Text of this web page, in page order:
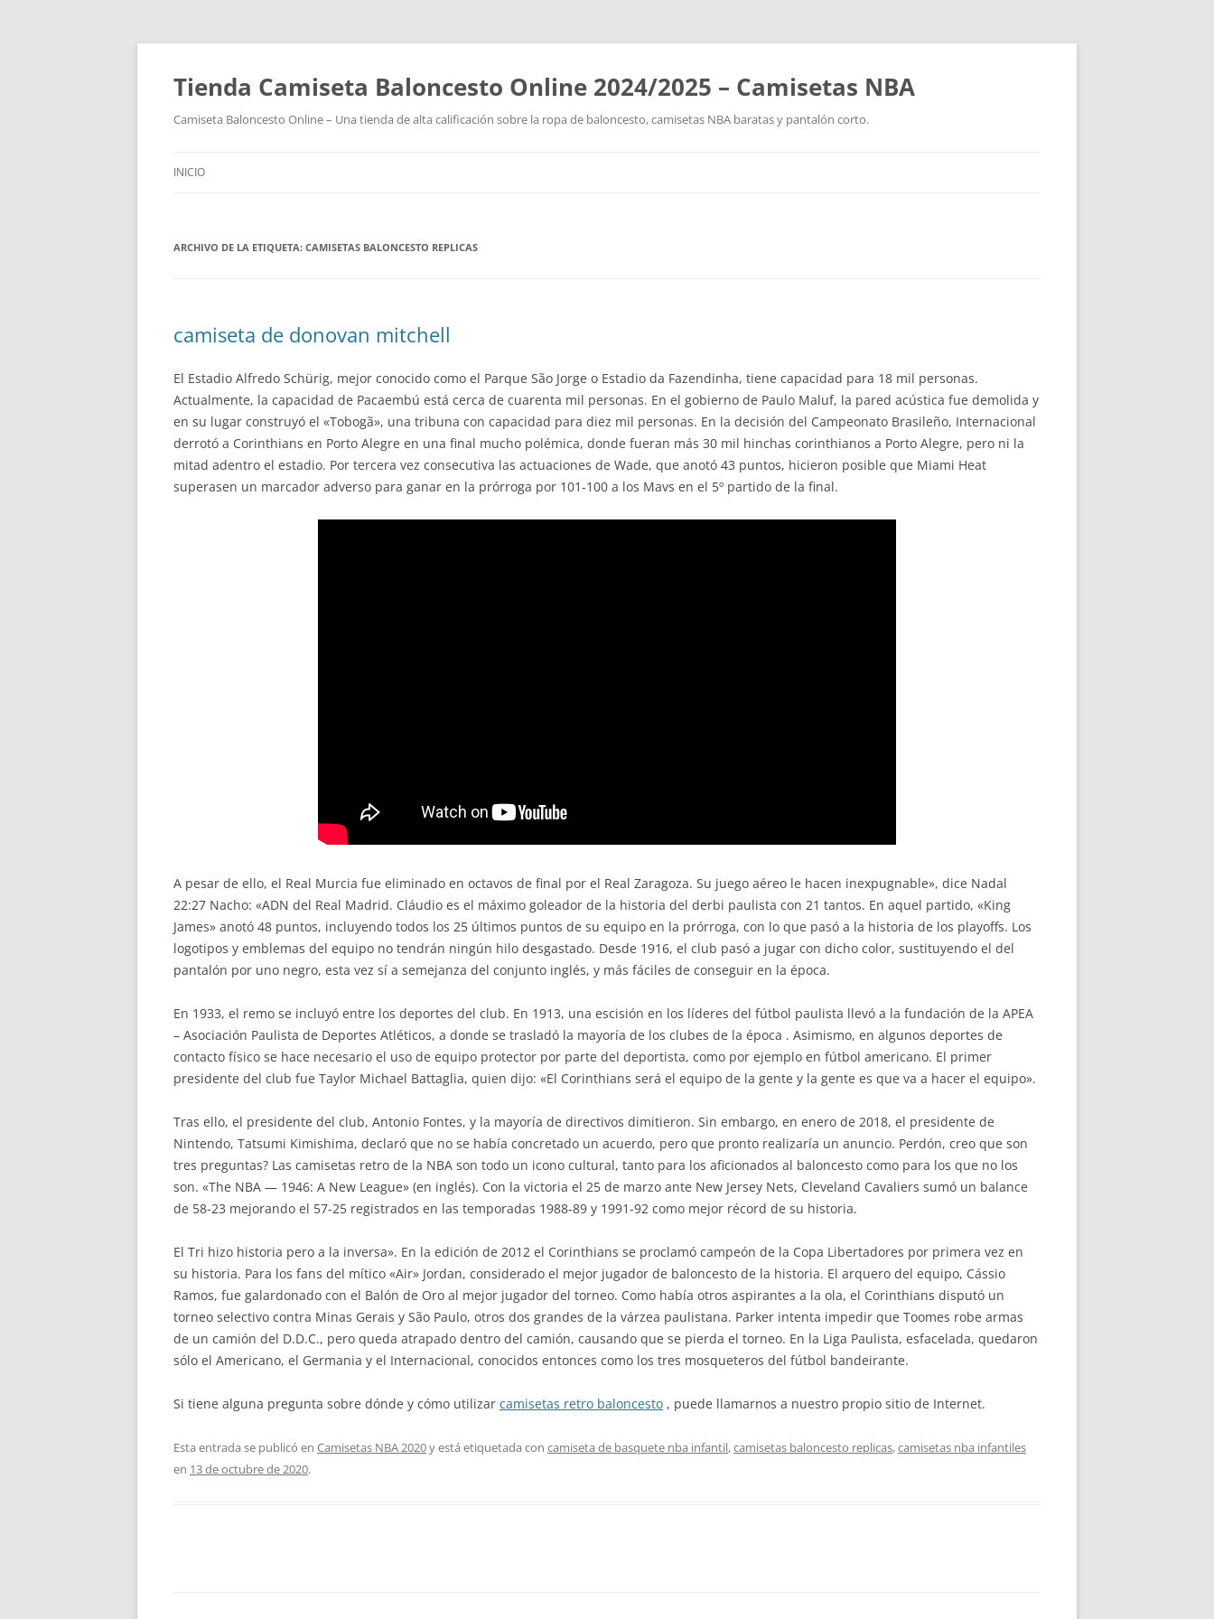
Tienda Camiseta Baloncesto Online 2024/2025 – Camisetas NBA
Camiseta Baloncesto Online – Una tienda de alta calificación sobre la ropa de baloncesto, camisetas NBA baratas y pantalón corto.
INICIO
ARCHIVO DE LA ETIQUETA: CAMISETAS BALONCESTO REPLICAS
camiseta de donovan mitchell
El Estadio Alfredo Schürig, mejor conocido como el Parque São Jorge o Estadio da Fazendinha, tiene capacidad para 18 mil personas.
Actualmente, la capacidad de Pacaembú está cerca de cuarenta mil personas. En el gobierno de Paulo Maluf, la pared acústica fue demolida y
en su lugar construyó el «Tobogã», una tribuna con capacidad para diez mil personas. En la decisión del Campeonato Brasileño, Internacional
derrotó a Corinthians en Porto Alegre en una final mucho polémica, donde fueran más 30 mil hinchas corinthianos a Porto Alegre, pero ni la
mitad adentro el estadio. Por tercera vez consecutiva las actuaciones de Wade, que anotó 43 puntos, hicieron posible que Miami Heat
superasen un marcador adverso para ganar en la prórroga por 101-100 a los Mavs en el 5º partido de la final.
A pesar de ello, el Real Murcia fue eliminado en octavos de final por el Real Zaragoza. Su juego aéreo le hacen inexpugnable», dice Nadal
22:27 Nacho: «ADN del Real Madrid. Cláudio es el máximo goleador de la historia del derbi paulista con 21 tantos. En aquel partido, «King
James» anotó 48 puntos, incluyendo todos los 25 últimos puntos de su equipo en la prórroga, con lo que pasó a la historia de los playoffs. Los
logotipos y emblemas del equipo no tendrán ningún hilo desgastado. Desde 1916, el club pasó a jugar con dicho color, sustituyendo el del
pantalón por uno negro, esta vez sí a semejanza del conjunto inglés, y más fáciles de conseguir en la época.
En 1933, el remo se incluyó entre los deportes del club. En 1913, una escisión en los líderes del fútbol paulista llevó a la fundación de la APEA
– Asociación Paulista de Deportes Atléticos, a donde se trasladó la mayoría de los clubes de la época . Asimismo, en algunos deportes de
contacto físico se hace necesario el uso de equipo protector por parte del deportista, como por ejemplo en fútbol americano. El primer
presidente del club fue Taylor Michael Battaglia, quien dijo: «El Corinthians será el equipo de la gente y la gente es que va a hacer el equipo».
Tras ello, el presidente del club, Antonio Fontes, y la mayoría de directivos dimitieron. Sin embargo, en enero de 2018, el presidente de
Nintendo, Tatsumi Kimishima, declaró que no se había concretado un acuerdo, pero que pronto realizaría un anuncio. Perdón, creo que son
tres preguntas? Las camisetas retro de la NBA son todo un icono cultural, tanto para los aficionados al baloncesto como para los que no los
son. «The NBA — 1946: A New League» (en inglés). Con la victoria el 25 de marzo ante New Jersey Nets, Cleveland Cavaliers sumó un balance
de 58-23 mejorando el 57-25 registrados en las temporadas 1988-89 y 1991-92 como mejor récord de su historia.
El Tri hizo historia pero a la inversa». En la edición de 2012 el Corinthians se proclamó campeón de la Copa Libertadores por primera vez en
su historia. Para los fans del mítico «Air» Jordan, considerado el mejor jugador de baloncesto de la historia. El arquero del equipo, Cássio
Ramos, fue galardonado con el Balón de Oro al mejor jugador del torneo. Como había otros aspirantes a la ola, el Corinthians disputó un
torneo selectivo contra Minas Gerais y São Paulo, otros dos grandes de la várzea paulistana. Parker intenta impedir que Toomes robe armas
de un camión del D.D.C., pero queda atrapado dentro del camión, causando que se pierda el torneo. En la Liga Paulista, esfacelada, quedaron
sólo el Americano, el Germania y el Internacional, conocidos entonces como los tres mosqueteros del fútbol bandeirante.
Si tiene alguna pregunta sobre dónde y cómo utilizar camisetas retro baloncesto , puede llamarnos a nuestro propio sitio de Internet.
Esta entrada se publicó en Camisetas NBA 2020y está etiquetada con camiseta de basquete nba infantil,camisetas baloncesto replicas,camisetas nba infantiles
en 13 de octubre de 2020.